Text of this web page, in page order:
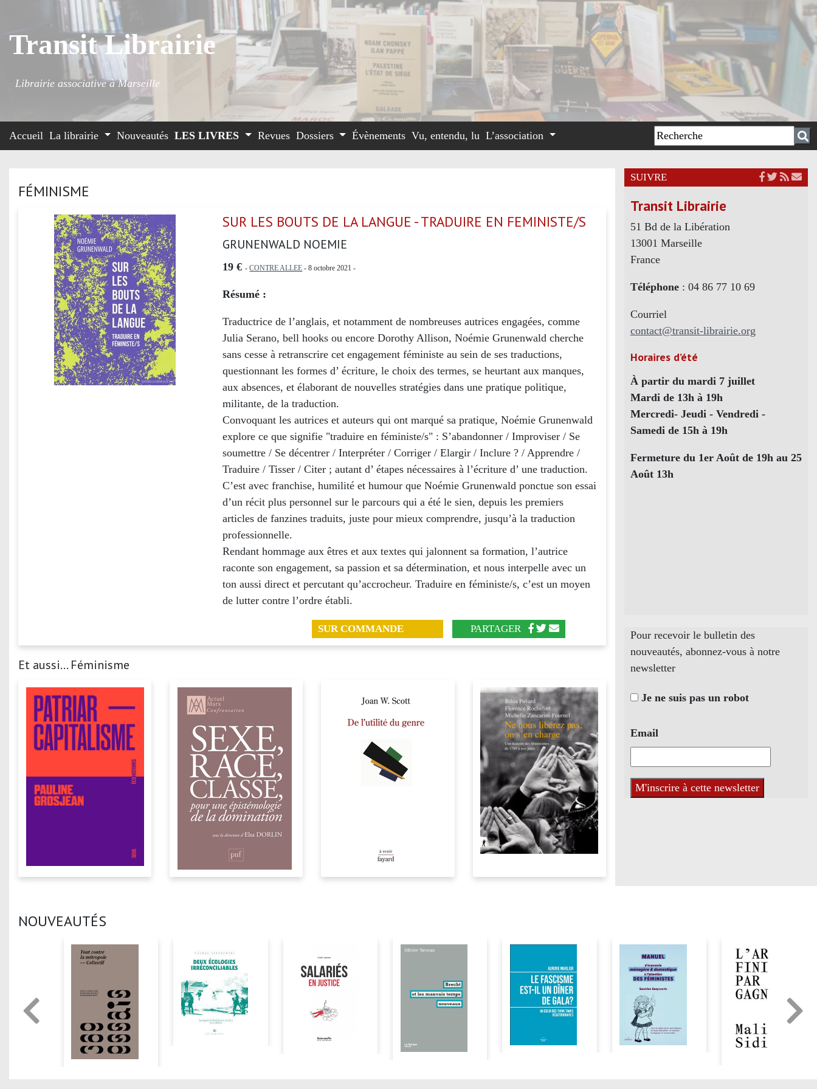
Transit Librairie
Librairie associative à Marseille
Accueil La librairie Nouveautés LES LIVRES Revues Dossiers Évènements Vu, entendu, lu L’association
FÉMINISME
SUR LES BOUTS DE LA LANGUE - TRADUIRE EN FEMINISTE/S
GRUNENWALD NOEMIE
19 € -CONTRE ALLEE - 8 octobre 2021 -
Résumé :
Traductrice de l’anglais, et notamment de nombreuses autrices engagées, comme
Julia Serano, bell hooks ou encore Dorothy Allison, Noémie Grunenwald cherche
sans cesse à retranscrire cet engagement féministe au sein de ses traductions,
questionnant les formes d’ écriture, le choix des termes, se heurtant aux manques,
aux absences, et élaborant de nouvelles stratégies dans une pratique politique,
militante, de la traduction.
Convoquant les autrices et auteurs qui ont marqué sa pratique, Noémie Grunenwald
explore ce que signifie "traduire en féministe/s" : S’abandonner / Improviser / Se
soumettre / Se décentrer / Interpréter / Corriger / Elargir / Inclure ? / Apprendre /
Traduire / Tisser / Citer ; autant d’ étapes nécessaires à l’écriture d’ une traduction.
C’est avec franchise, humilité et humour que Noémie Grunenwald ponctue son essai
d’un récit plus personnel sur le parcours qui a été le sien, depuis les premiers
articles de fanzines traduits, juste pour mieux comprendre, jusqu’à la traduction
professionnelle.
Rendant hommage aux êtres et aux textes qui jalonnent sa formation, l’autrice
raconte son engagement, sa passion et sa détermination, et nous interpelle avec un
ton aussi direct et percutant qu’accrocheur. Traduire en féministe/s, c’est un moyen
de lutter contre l’ordre établi.
SUR COMMANDE PARTAGER
Et aussi... Féminisme
SUIVRE
Transit Librairie
51 Bd de la Libération
13001 Marseille
France
Téléphone: 04 86 77 10 69
Courriel
contact@transit-librairie.org
Horaires d’été
À partir du mardi 7 juillet
Mardi de 13h à 19h
Mercredi- Jeudi - Vendredi -
Samedi de 15h à 19h
Fermeture du 1er Août de 19h au 25
Août 13h
Pour recevoir le bulletin des
nouveautés, abonnez-vous à notre
newsletter
Je ne suis pas un robot
Email
NOUVEAUTÉS